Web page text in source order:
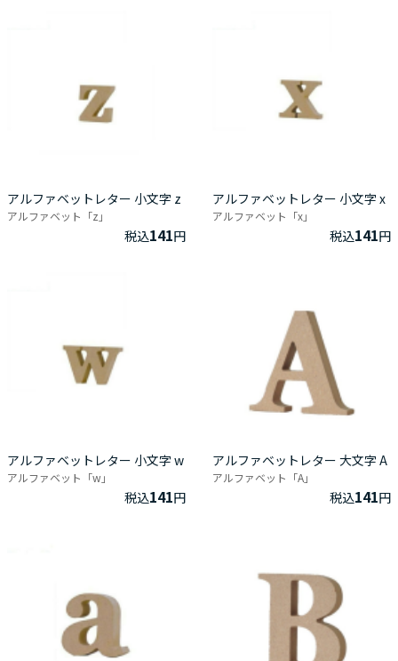
アルファベットレター 小文字 z
アルファベット「z」
税込141円
アルファベットレター 小文字 x
アルファベット「x」
税込141円
アルファベットレター 小文字 w
アルファベット「w」
税込141円
アルファベットレター 大文字 A
アルファベット「A」
税込141円